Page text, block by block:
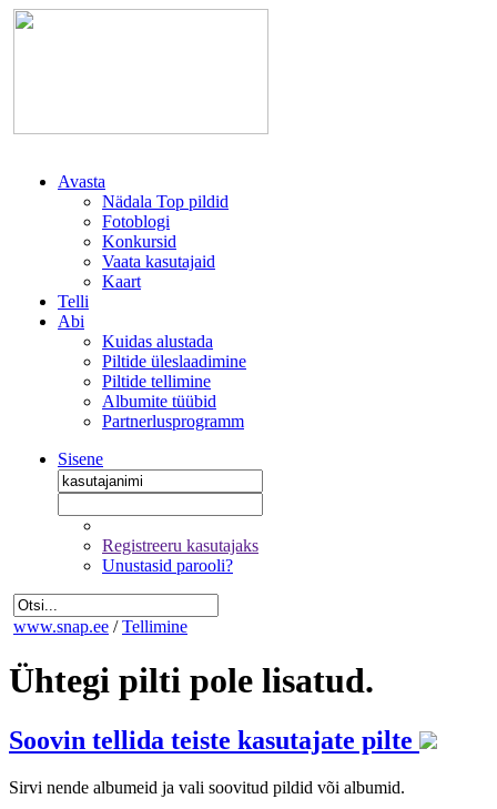
Avasta
Nädala Top pildid
Fotoblogi
Konkursid
Vaata kasutajaid
Kaart
Telli
Abi
Kuidas alustada
Piltide üleslaadimine
Piltide tellimine
Albumite tüübid
Partnerlusprogramm
Sisene
Registreeru kasutajaks
Unustasid parooli?
www.snap.ee / Tellimine
Ühtegi pilti pole lisatud.
Soovin tellida teiste kasutajate pilte
Sirvi nende albumeid ja vali soovitud pildid või albumid.